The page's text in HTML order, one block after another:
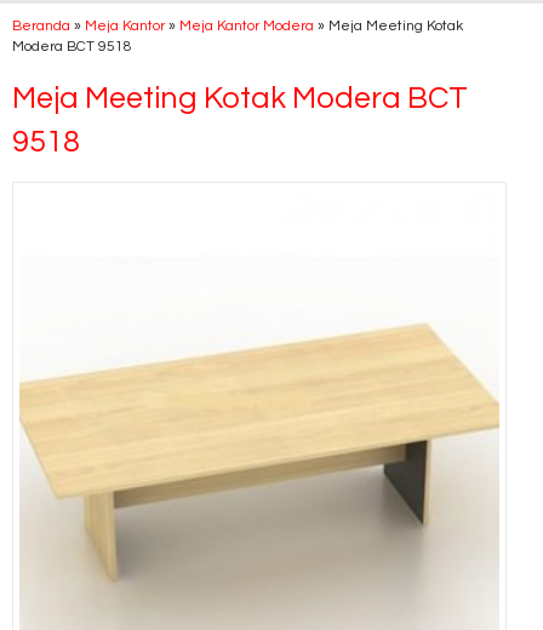
Beranda » Meja Kantor» Meja Kantor Modera » Meja Meeting Kotak
Modera BCT 9518
Meja Meeting Kotak Modera BCT
9518